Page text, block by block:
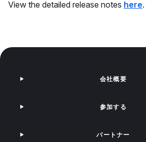
View the detailed release notes here.
会社概要
参加する
パートナー